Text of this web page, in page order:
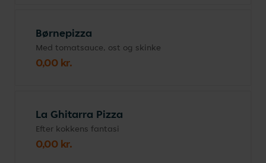
Børnepizza
Med tomatsauce, ost og skinke
0,00 kr.
La Ghitarra Pizza
Efter kokkens fantasi
0,00 kr.